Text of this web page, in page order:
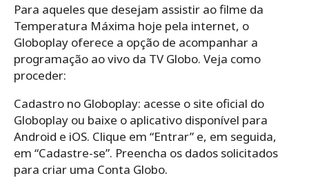
Para aqueles que desejam assistir ao filme da
Temperatura Máxima hoje pela internet, o
Globoplay oferece a opção de acompanhar a
programação ao vivo da TV Globo. Veja como
proceder:
Cadastro no Globoplay: acesse o site oficial do
Globoplay ou baixe o aplicativo disponível para
Android e iOS. Clique em “Entrar” e, em seguida,
em “Cadastre-se”. Preencha os dados solicitados
para criar uma Conta Globo.